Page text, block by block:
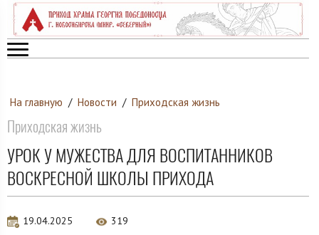
На главную / Новости / Приходская жизнь
Приходская жизнь
УРОК У МУЖЕСТВА ДЛЯ ВОСПИТАННИКОВ
ВОСКРЕСНОЙ ШКОЛЫ ПРИХОДА
19.04.2025 319